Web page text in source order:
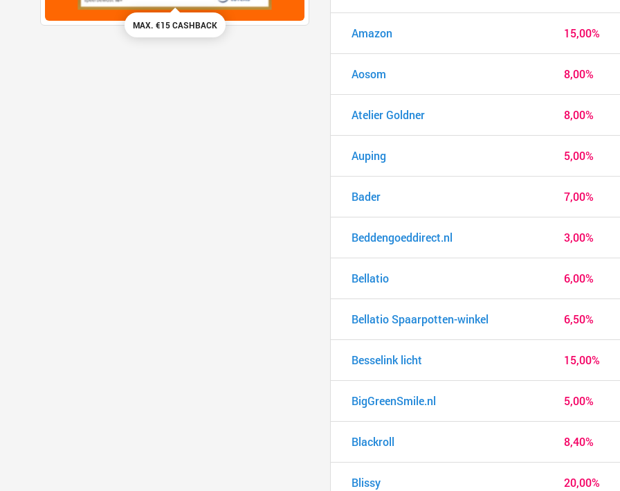
MAX. €15 CASHBACK
Amazon 15,00%
Aosom 8,00%
Atelier Goldner 8,00%
Auping 5,00%
Bader 7,00%
Beddengoeddirect.nl 3,00%
Bellatio 6,00%
Bellatio Spaarpotten-winkel 6,50%
Besselink licht 15,00%
BigGreenSmile.nl 5,00%
Blackroll 8,40%
Blissy 20,00%